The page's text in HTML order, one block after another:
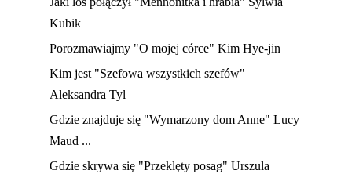
Kubik
Porozmawiajmy "O mojej córce" Kim Hye-jin
Kim jest "Szefowa wszystkich szefów"
Aleksandra Tyl
Gdzie znajduje się "Wymarzony dom Anne" Lucy
Maud ...
Gdzie skrywa się "Przeklęty posag" Urszula